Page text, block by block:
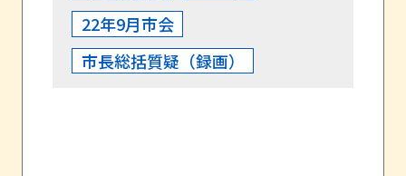
22年9月市会
市長総括質疑（録画）